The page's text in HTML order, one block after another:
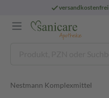
versandkostenfrei
Nestmann Komplexmittel